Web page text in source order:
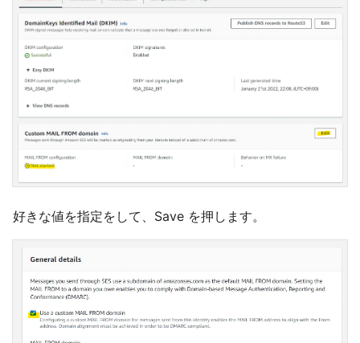
好きな値を指定をして、Save を押します。